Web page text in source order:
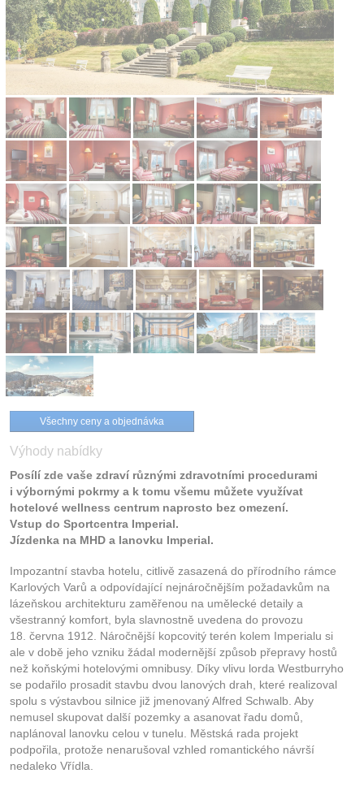
Všechny ceny a objednávka
Výhody nabídky
Posílí zde vaše zdraví různými zdravotními procedurami
i výbornými pokrmy a k tomu všemu můžete využívat
hotelové wellness centrum naprosto bez omezení.
Vstup do Sportcentra Imperial.
Jízdenka na MHD a lanovku Imperial.
Impozantní stavba hotelu, citlivě zasazená do přírodního rámce
Karlových Varů a odpovídající nejnáročnějším požadavkům na
lázeňskou architekturu zaměřenou na umělecké detaily a
všestranný komfort, byla slavnostně uvedena do provozu
18. června 1912. Náročnější kopcovitý terén kolem Imperialu si
ale v době jeho vzniku žádal modernější způsob přepravy hostů
než koňskými hotelovými omnibusy. Díky vlivu lorda Westburryho
se podařilo prosadit stavbu dvou lanových drah, které realizoval
spolu s výstavbou silnice již jmenovaný Alfred Schwalb. Aby
nemusel skupovat další pozemky a asanovat řadu domů,
naplánoval lanovku celou v tunelu. Městská rada projekt
podpořila, protože nenarušoval vzhled romantického návrší
nedaleko Vřídla.